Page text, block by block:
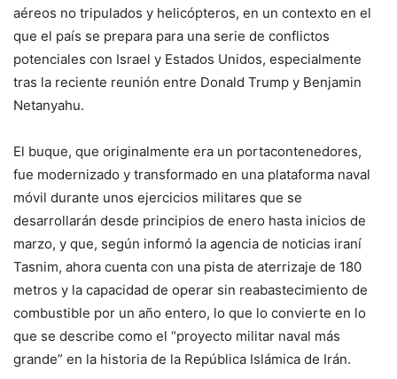
aéreos no tripulados y helicópteros, en un contexto en el
que el país se prepara para una serie de conflictos
potenciales con Israel y Estados Unidos, especialmente
tras la reciente reunión entre Donald Trump y Benjamin
Netanyahu.
El buque, que originalmente era un portacontenedores,
fue modernizado y transformado en una plataforma naval
móvil durante unos ejercicios militares que se
desarrollarán desde principios de enero hasta inicios de
marzo, y que, según informó la agencia de noticias iraní
Tasnim, ahora cuenta con una pista de aterrizaje de 180
metros y la capacidad de operar sin reabastecimiento de
combustible por un año entero, lo que lo convierte en lo
que se describe como el “proyecto militar naval más
grande” en la historia de la República Islámica de Irán.